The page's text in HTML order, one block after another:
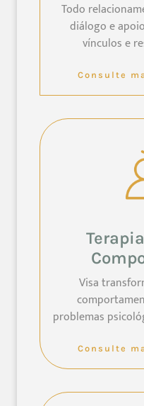
Todo
diálogo e
vínculos e
Consulte
Visa
problemas
Consulte